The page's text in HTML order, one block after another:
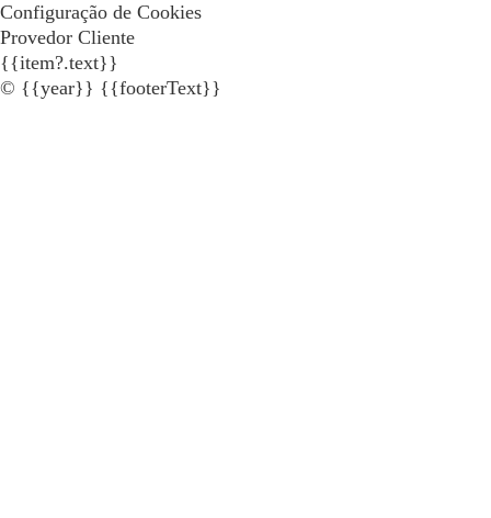
Configuração de Cookies
Provedor Cliente
{{item?.text}}
© {{year}} {{footerText}}